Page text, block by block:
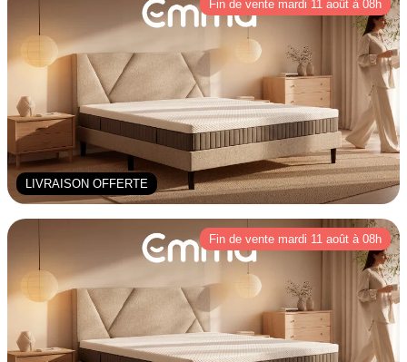
Fin de vente mardi 11 août à 08h
LIVRAISON OFFERTE
Fin de vente mardi 11 août à 08h